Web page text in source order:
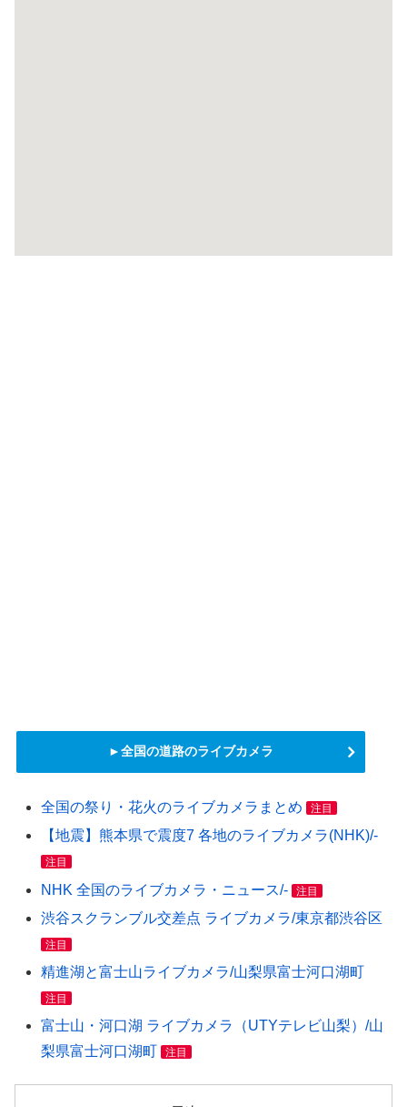
►全国の道路のライブカメラ
全国の祭り・花火のライブカメラまとめ 注目
【地震】熊本県で震度7 各地のライブカメラ(NHK)/-
注目
NHK 全国のライブカメラ・ニュース/- 注目
渋谷スクランブル交差点 ライブカメラ/東京都渋谷区
注目
精進湖と富士山ライブカメラ/山梨県富士河口湖町
注目
富士山・河口湖 ライブカメラ（UTYテレビ山梨）/山
梨県富士河口湖町
注目